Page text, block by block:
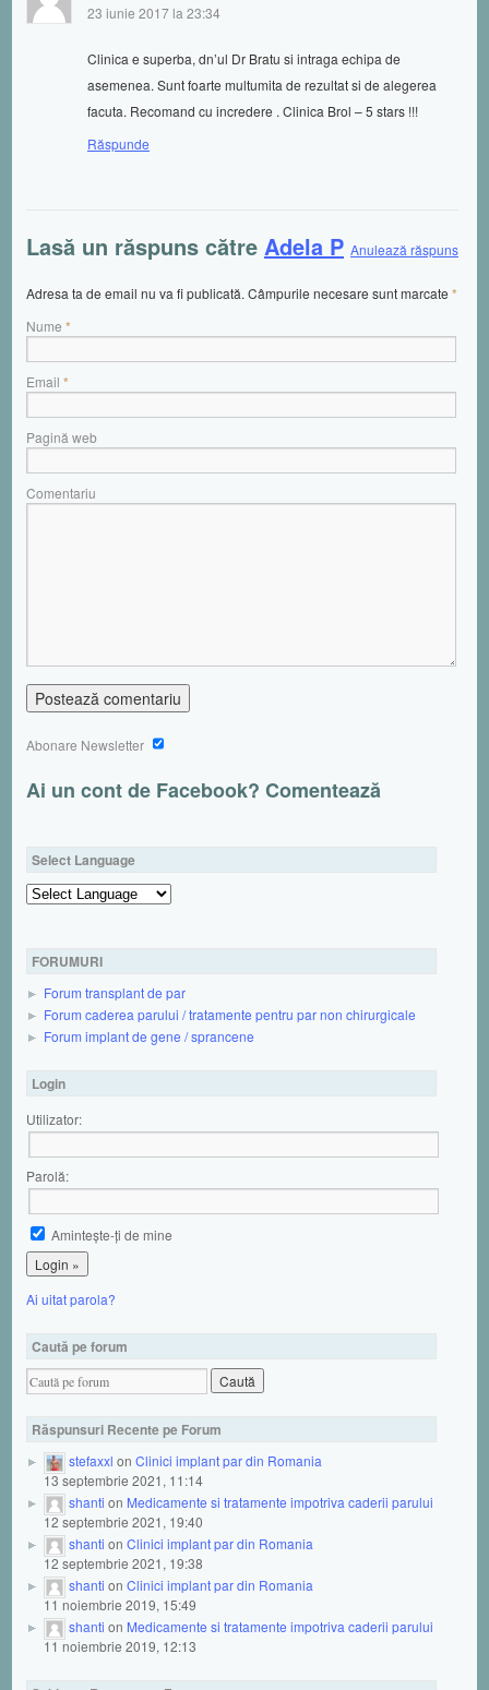
23 iunie 2017 la 23:34
Clinica e superba, dn’ul Dr Bratu si intraga echipa de
asemenea. Sunt foarte multumita de rezultat si de alegerea
facuta. Recomand cu incredere . Clinica Brol – 5 stars !!!
Răspunde
Lasă un răspuns către Adela P Anulează răspuns
Adresa ta de email nu va fi publicată. Câmpurile necesare sunt marcate *
Nume *
Email *
Pagină web
Comentariu
Abonare Newsletter
Ai un cont de Facebook? Comentează
Select Language
FORUMURI
Forum transplant de par
Forum caderea parului / tratamente pentru par non chirurgicale
Forum implant de gene / sprancene
Login
Utilizator:
Parolă:
Aminteşte-ţi de mine
Ai uitat parola?
Caută pe forum
Răspunsuri Recente pe Forum
stefaxxl on Clinici implant par din Romania
13 septembrie 2021, 11:14
shanti on Medicamente si tratamente impotriva caderii parului
12 septembrie 2021, 19:40
shanti on Clinici implant par din Romania
12 septembrie 2021, 19:38
shanti on Clinici implant par din Romania
11 noiembrie 2019, 15:49
shanti on Medicamente si tratamente impotriva caderii parului
11 noiembrie 2019, 12:13